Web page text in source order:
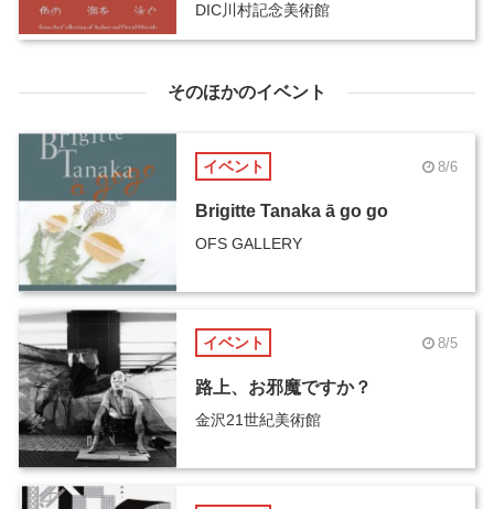
DIC川村記念美術館
そのほかのイベント
イベント 8/6
Brigitte Tanaka ā go go
OFS GALLERY
イベント 8/5
路上、お邪魔ですか？
金沢21世紀美術館